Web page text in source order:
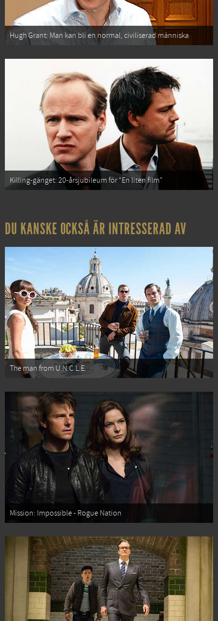
Hugh Grant: Man kan bli en normal, civiliserad människa
Killing-gänget: 20-årsjubileum för “En liten film”
DU KANSKE OCKSÅ ÄR INTRESSERAD AV
The man from U.N.C.L.E.
Mission: Impossible - Rogue Nation